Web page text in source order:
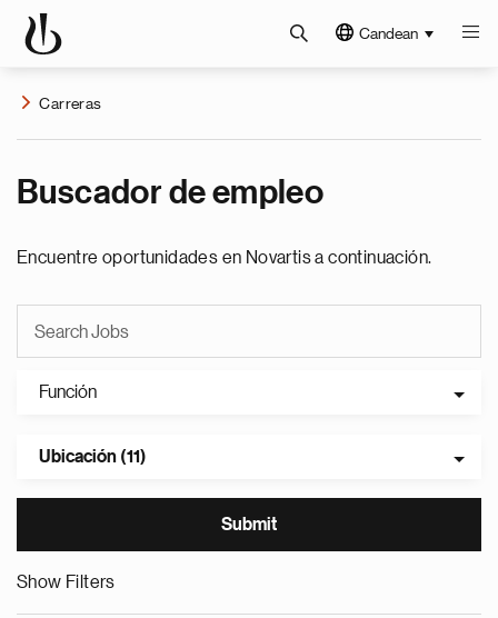
Candean
Carreras
Buscador de empleo
Encuentre oportunidades en Novartis a continuación.
Función
Ubicación (11)
Show Filters